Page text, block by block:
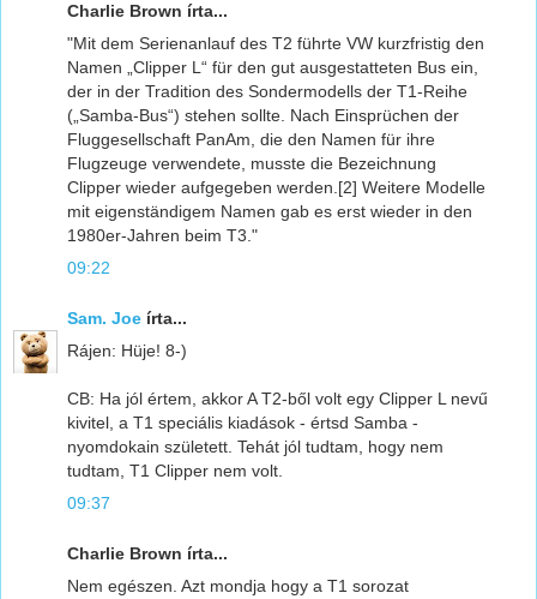
Charlie Brown írta...
"Mit dem Serienanlauf des T2 führte VW kurzfristig den
Namen „Clipper L“ für den gut ausgestatteten Bus ein,
der in der Tradition des Sondermodells der T1-Reihe
(„Samba-Bus“) stehen sollte. Nach Einsprüchen der
Fluggesellschaft PanAm, die den Namen für ihre
Flugzeuge verwendete, musste die Bezeichnung
Clipper wieder aufgegeben werden.[2] Weitere Modelle
mit eigenständigem Namen gab es erst wieder in den
1980er-Jahren beim T3."
09:22
Sam. Joe írta...
Rájen: Hüje! 8-)
CB: Ha jól értem, akkor A T2-ből volt egy Clipper L nevű
kivitel, a T1 speciális kiadások - értsd Samba -
nyomdokain született. Tehát jól tudtam, hogy nem
tudtam, T1 Clipper nem volt.
09:37
Charlie Brown írta...
Nem egészen. Azt mondja hogy a T1 sorozat